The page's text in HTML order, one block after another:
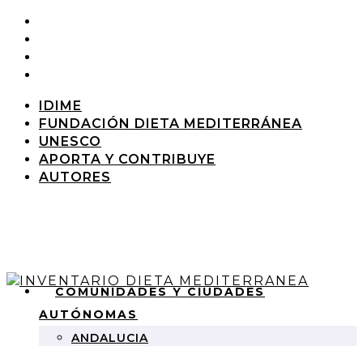
IDIME
FUNDACIÓN DIETA MEDITERRÁNEA
UNESCO
APORTA Y CONTRIBUYE
AUTORES
COMUNIDADES Y CIUDADES
AUTÓNOMAS
ANDALUCIA